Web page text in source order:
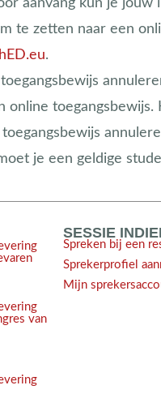
aanvang kun je
te zetten naar een
.
online
je een geldige
van
SESSIE
Spreken bij een
Sprekerprofiel
Mijn